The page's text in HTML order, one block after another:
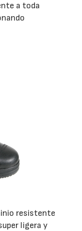
a toda
resistente
ligera y